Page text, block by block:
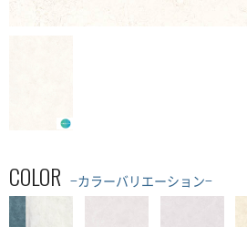
COLOR −カラーバリエーション−